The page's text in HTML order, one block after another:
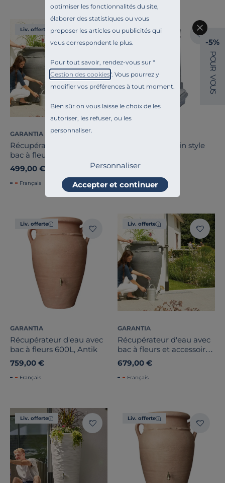
optimiser les fonctionnalités du site,
élaborer des statistiques ou vous
proposer les articles ou publicités qui
vous correspondent le plus.
Pour tout savoir, rendez-vous sur "
Gestion des cookies". Vous pourrez y
modifier vos préférences à tout moment.
Bien sûr on vous laisse le choix de les
autoriser, les refuser, ou les
personnaliser.
Personnaliser
Accepter et continuer
Liv. offerte
GARANTIA
Récupérateur d'eau avec
bac à fleurs et accessoires
360 L, Gris Antik
499,00 €
Français
Liv. offerte
Fontaine de jardin style
299,00 €
Français
Liv. offerte
GARANTIA
Récupérateur d'eau avec
bac à fleurs 600L, Antik
759,00 €
Français
Liv. offerte
GARANTIA
Récupérateur d'eau avec
bac à fleurs et accessoires
600L, Antik
679,00 €
Français
Liv. offerte Liv. offerte
-5%
P
O
U
R
V
O
U
S